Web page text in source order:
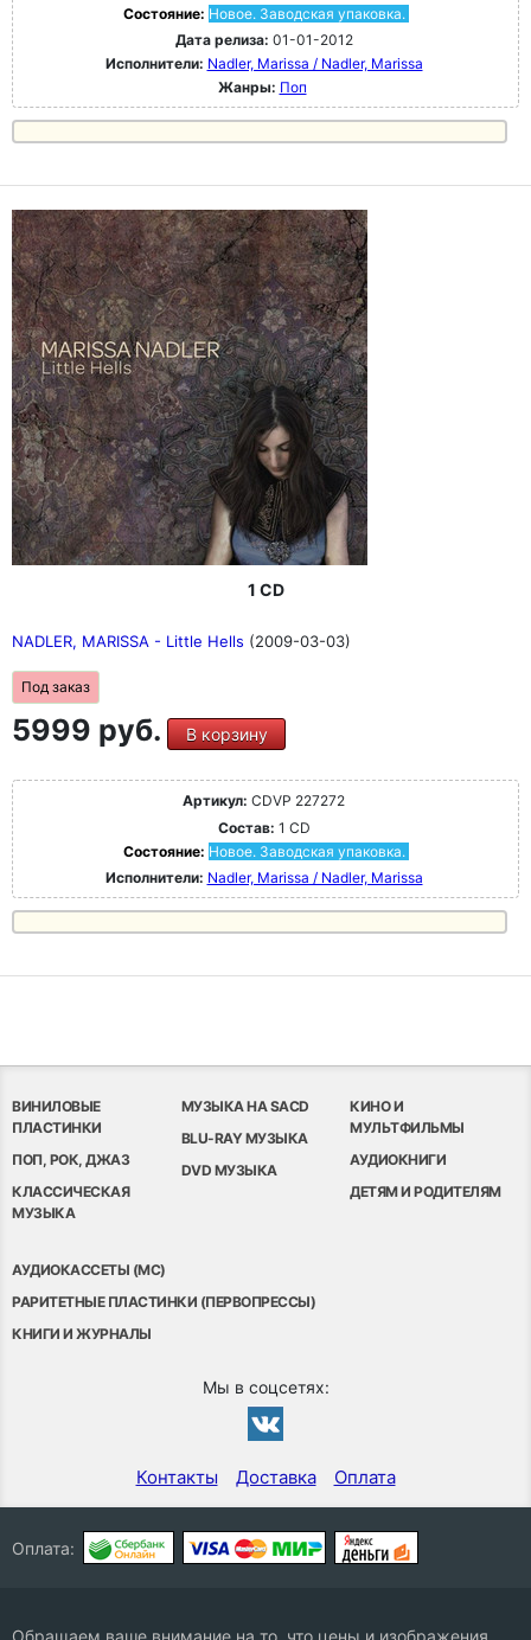
Состояние: Новое. Заводская упаковка.
Дата релиза: 01-01-2012
Исполнители: Nadler, Marissa / Nadler, Marissa
Жанры: Поп
1 CD
NADLER, MARISSA - Little Hells (2009-03-03)
Под заказ
5999 руб. В корзину
Артикул: CDVP 227272
Состав: 1 CD
Состояние: Новое. Заводская упаковка.
Исполнители: Nadler, Marissa / Nadler, Marissa
ВИНИЛОВЫЕ
ПЛАСТИНКИ
ПОП, РОК, ДЖАЗ
КЛАССИЧЕСКАЯ
МУЗЫКА
МУЗЫКА НА SACD
BLU-RAY МУЗЫКА
DVD МУЗЫКА
КИНО И
МУЛЬТФИЛЬМЫ
АУДИОКНИГИ
ДЕТЯМ И РОДИТЕЛЯМ
АУДИОКАССЕТЫ (MC)
РАРИТЕТНЫЕ ПЛАСТИНКИ (ПЕРВОПРЕССЫ)
КНИГИ И ЖУРНАЛЫ
Мы в соцсетях:
Контакты Доставка Оплата
Оплата:
Обращаем ваше внимание на то, что цены и изображения